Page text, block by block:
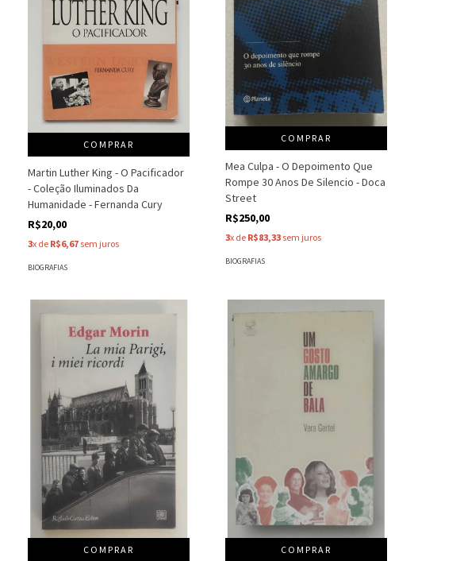
COMPRAR
Martin Luther King - O Pacificador
- Coleção Iluminados Da
Humanidade - Fernanda Cury
R$20,00
3x de R$6,67 sem juros
BIOGRAFIAS
COMPRAR
Mea Culpa - O Depoimento Que
Rompe 30 Anos De Silencio - Doca
Street
R$250,00
3x de R$83,33 sem juros
BIOGRAFIAS
COMPRAR COMPRAR